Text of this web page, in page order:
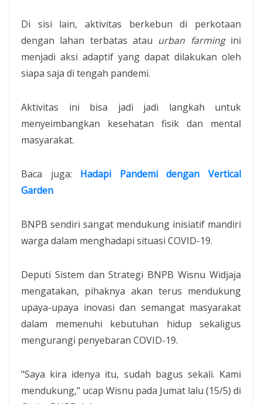
Di sisi lain, aktivitas berkebun di perkotaan
dengan lahan terbatas atau urban farmingini
menjadi aksi adaptif yang dapat dilakukan oleh
siapa saja di tengah pandemi.
Aktivitas ini bisa jadi jadi langkah untuk
menyeimbangkan kesehatan fisik dan mental
masyarakat.
Baca juga: Hadapi Pandemi dengan Vertical
Garden
BNPB sendiri sangat mendukung inisiatif mandiri
warga dalam menghadapi situasi COVID-19.
Deputi Sistem dan Strategi BNPB Wisnu Widjaja
mengatakan, pihaknya akan terus mendukung
upaya-upaya inovasi dan semangat masyarakat
dalam memenuhi kebutuhan hidup sekaligus
mengurangi penyebaran COVID-19.
"Saya kira idenya itu, sudah bagus sekali. Kami
mendukung," ucap Wisnu pada Jumat lalu (15/5) di